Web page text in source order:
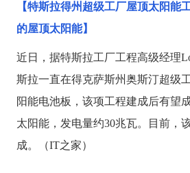
【特斯拉得州超级工厂屋顶太阳能
的屋顶太阳能】
近日，据特斯拉工厂工程高级经理
斯拉一直在得克萨斯州奥斯汀超级
阳能电池板，该项工程建成后有望
太阳能，发电量约30兆瓦。目前，
成。（IT之家）